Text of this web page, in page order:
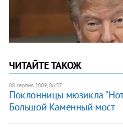
ЧИТАЙТЕ ТАКОЖ
08 серпня 2009, 06:57
Поклонницы мюзикла
Большой Каменный мост